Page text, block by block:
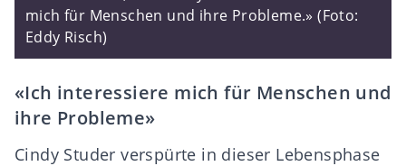
mich für Menschen und ihre Probleme.» (Foto:
Eddy Risch)
«Ich interessiere mich für Menschen und
ihre Probleme»
Cindy Studer verspürte in dieser Lebensphase